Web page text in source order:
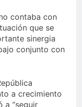
contaba con
que se
sinergia
conjunto con
a crecimiento
a “seguir